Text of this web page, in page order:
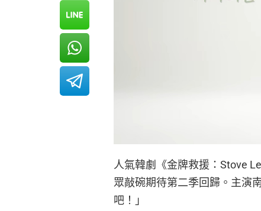
人氣韓劇《金牌救援：Stove
眾敲碗期待第二季回歸。主演
吧！」